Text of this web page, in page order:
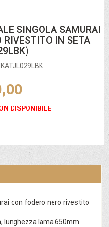
SINGOLA SAMURAI
RIVESTITO IN SETA
DISPONIBILE
con fodero nero rivestito
lunghezza lama 650mm.